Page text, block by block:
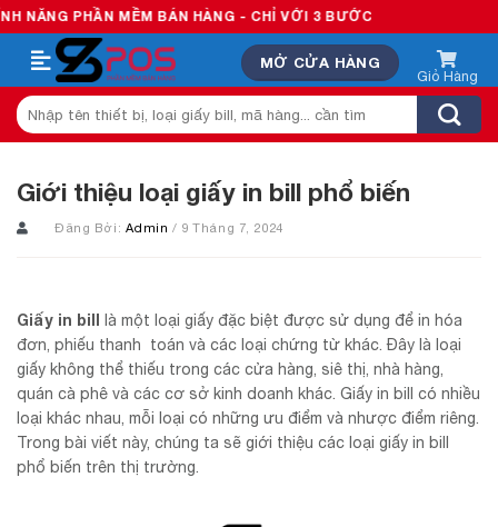
Skip
to
content
BÁN HÀNG - CHỈ VỚI 3 BƯỚC
MỞ CỬA HÀNG
Tìm
kiếm:
Giới thiệu loại giấy in bill phổ biến
Đăng Bởi: Admin/ 9 Tháng 7, 2024
Giấy in bill là một loại giấy đặc biệt được sử dụng để in hóa
đơn, phiếu thanh toán và các loại chứng từ khác. Đây là loại
giấy không thể thiếu trong các cửa hàng, siê thị, nhà hàng,
quán cà phê và các cơ sở kinh doanh khác. Giấy in bill có nhiều
loại khác nhau, mỗi loại có những ưu điểm và nhược điểm riêng.
Trong bài viết này, chúng ta sẽ giới thiệu các loại giấy in bill
phổ biến trên thị trường.